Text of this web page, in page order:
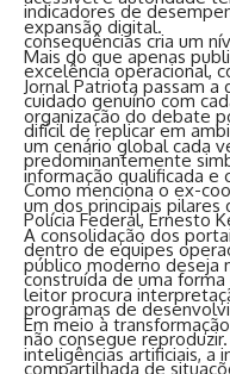
expansão digital.
Mais do que apenas
Jornal Patriota passam a
organização do debate
um cenário global cada
informação qualificada e
um dos principais pilares
A consolidação dos
público moderno deseja
leitor procura
Em meio à
inteligências artificiais, a
indicadores de
consequências cria um
excelência operacional,
cuidado genuíno com
difícil de replicar em
predominantemente
Como menciona o ex-
Polícia Federal, Ernesto
dentro de equipes
construída de uma
programas de
não consegue
compartilhada de